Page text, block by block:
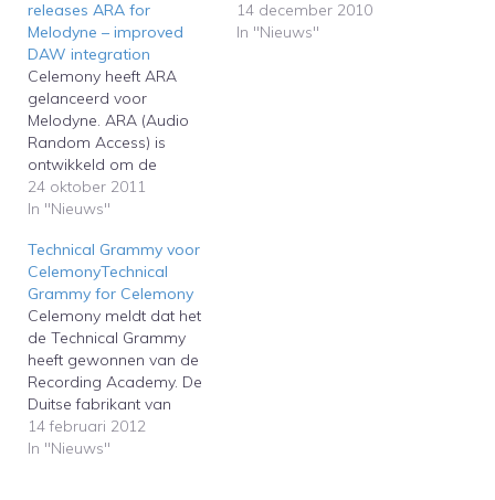
releases ARA for
Melodyne – improved
DAW integration
Celemony heeft ARA
gelanceerd voor
Melodyne. ARA (Audio
Random Access) is
ontwikkeld om de
toonhoogtecorrectiesoftw
are beter te laten werken
werkstations
(DAW).Celemony has
launched ARA for
Melodyne. ARA (Random
Access Audio) is
designed to improve the
integration of the pitch
correction software in
digital audio
workstations (DAW).
24 oktober 2011
In "Nieuws"
14 december 2010
In "Nieuws"
Technical Grammy voor
CelemonyTechnical
Grammy for Celemony
Celemony meldt dat het
de Technical Grammy
heeft gewonnen van de
Recording Academy. De
Duitse fabrikant van
Melodyne, momenteel dé
software voor
14 februari 2012
In "Nieuws"